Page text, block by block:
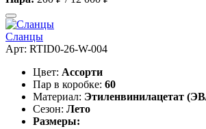
Сланцы
Арт: RTID0-26-W-004
Цвет: Ассорти
Пар в коробке: 60
Материал: Этиленвинилацетат
Сезон: Лето
Размеры: